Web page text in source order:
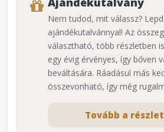
Nem tudod, mit válassz?
ajándékutalvánnyal! Az
választható, több részletben
egy évig érvényes, így bőven
beváltására. Ráadásul más
összevonható, így még
Tovább a